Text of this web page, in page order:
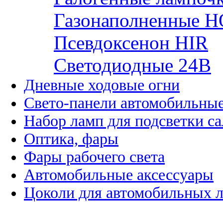
Газонаполненные
Псевдоксенон HIR
Cветодиодные 24B
Дневные ходовые огни
Свето-панели
Набор ламп для подсветки
Оптика, фары
Фары рабочего света
Автомобильные аксессуары
Цоколи для автомобильных